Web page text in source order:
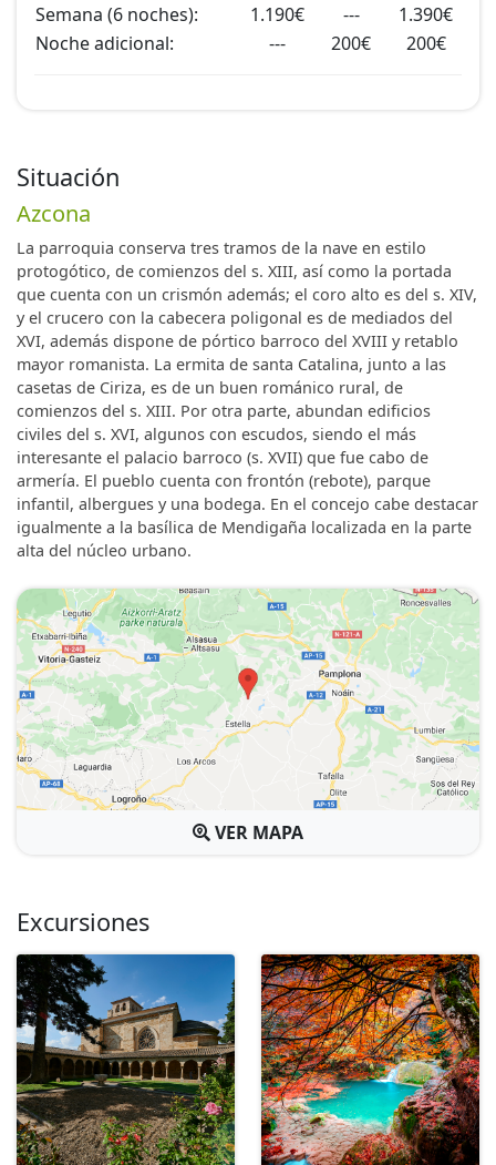
Situación
Azcona
La parroquia conserva tres tramos de la nave en estilo
protogótico, de comienzos del s. XIII, así como la portada
que cuenta con un crismón además; el coro alto es del s. XIV,
y el crucero con la cabecera poligonal es de mediados del
XVI, además dispone de pórtico barroco del XVIII y retablo
mayor romanista. La ermita de santa Catalina, junto a las
casetas de Ciriza, es de un buen románico rural, de
comienzos del s. XIII. Por otra parte, abundan edificios
civiles del s. XVI, algunos con escudos, siendo el más
interesante el palacio barroco (s. XVII) que fue cabo de
armería. El pueblo cuenta con frontón (rebote), parque
infantil, albergues y una bodega. En el concejo cabe destacar
igualmente a la basílica de Mendigaña localizada en la parte
alta del núcleo urbano.
VER MAPA
Excursiones
Semana (6 noches):
1.190€ ---
1.390€
Noche adicional:
--- 200€ 200€